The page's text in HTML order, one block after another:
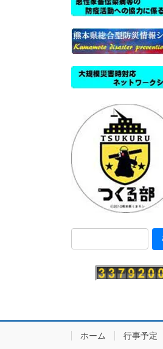
ホーム 行事予定